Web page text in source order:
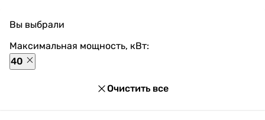
оплаты, покупка в кредит и множество акций и
скидок для каждого покупателя.
Вы выбрали
Максимальная мощность, кВт:
40
Очистить все